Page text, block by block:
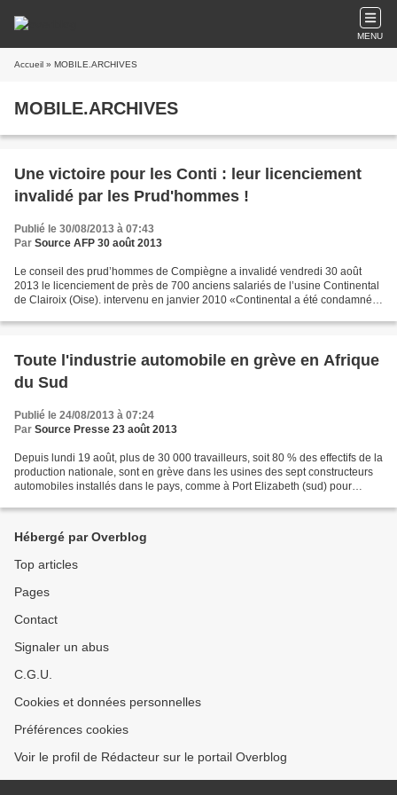
MENU
Accueil » MOBILE.ARCHIVES
MOBILE.ARCHIVES
Une victoire pour les Conti : leur licenciement
invalidé par les Prud'hommes !
Publié le 30/08/2013 à 07:43
Par Source AFP 30 août 2013
Le conseil des prud’hommes de Compiègne a invalidé vendredi 30 août
2013 le licenciement de près de 700 anciens salariés de l’usine Continental
de Clairoix (Oise). intervenu en janvier 2010 «Continental a été condamné
Toute l'industrie automobile en grève en Afrique
du Sud
Publié le 24/08/2013 à 07:24
Par Source Presse 23 août 2013
Depuis lundi 19 août, plus de 30 000 travailleurs, soit 80 % des effectifs de la
production nationale, sont en grève dans les usines des sept constructeurs
automobiles installés dans le pays, comme à Port Elizabeth (sud) pour
Hébergé par Overblog
Top articles
Pages
Contact
Signaler un abus
C.G.U.
Cookies et données personnelles
Préférences cookies
Voir le profil de Rédacteur sur le portail Overblog